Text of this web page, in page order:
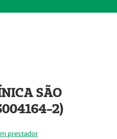
SÃO
2)
prestador